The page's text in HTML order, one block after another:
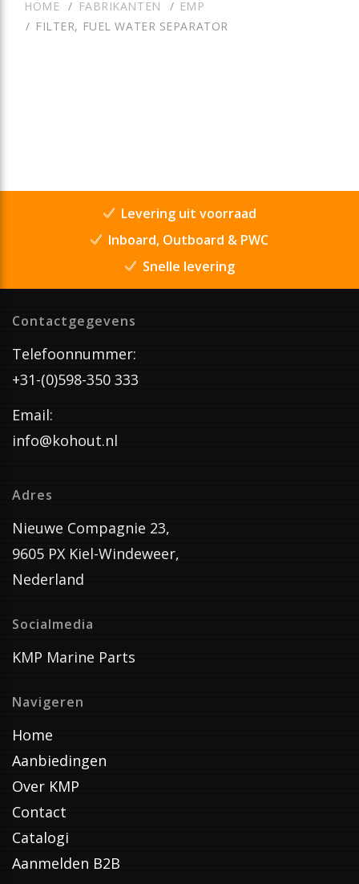
HOME FABRIKANTEN
EMP
FILTER, FUEL WATER SEPARATOR
Levering uit voorraad
Inboard, Outboard & PWC
Snelle levering
Contactgegevens
Telefoonnummer:
+31-(0)598-350 333
Email:
info@kohout.nl
Adres
Nieuwe Compagnie 23,
9605 PX Kiel-Windeweer,
Nederland
Socialmedia
KMP Marine Parts
Navigeren
Home
Aanbiedingen
Over KMP
Contact
Catalogi
Aanmelden B2B